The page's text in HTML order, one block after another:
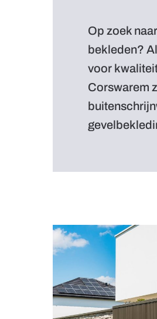
Op zoek
bekleden?
voor
Corswarem